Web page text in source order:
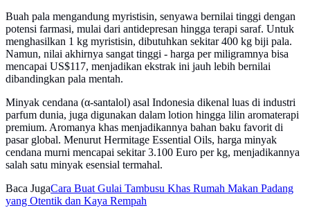
Buah pala mengandung myristisin, senyawa bernilai tinggi dengan
potensi farmasi, mulai dari antidepresan hingga terapi saraf. Untuk
menghasilkan 1 kg myristisin, dibutuhkan sekitar 400 kg biji pala.
Namun, nilai akhirnya sangat tinggi - harga per miligramnya bisa
mencapai US$117, menjadikan ekstrak ini jauh lebih bernilai
dibandingkan pala mentah.
Minyak cendana (α-santalol) asal Indonesia dikenal luas di industri
parfum dunia, juga digunakan dalam lotion hingga lilin aromaterapi
premium. Aromanya khas menjadikannya bahan baku favorit di
pasar global. Menurut Hermitage Essential Oils, harga minyak
cendana murni mencapai sekitar 3.100 Euro per kg, menjadikannya
salah satu minyak esensial termahal.
Baca JugaCara Buat Gulai Tambusu Khas Rumah Makan Padang
yang Otentik dan Kaya Rempah